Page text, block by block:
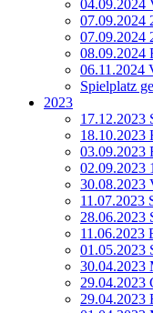
04.09.2024
07.09.2024
07.09.2024
08.09.2024
06.11.2024
Spielplatz
2023
17.12.2023
18.10.2023
03.09.2023
02.09.2023
30.08.2023
11.07.2023
28.06.2023
11.06.2023
01.05.2023
30.04.2023
29.04.2023
29.04.2023